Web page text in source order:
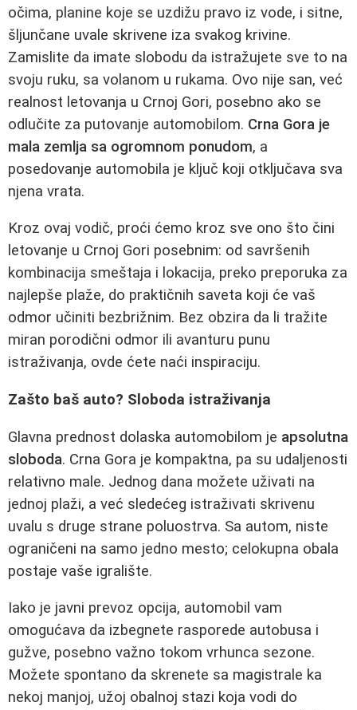
očima, planine koje se uzdižu pravo iz vode, i sitne,
šljunčane uvale skrivene iza svakog krivine.
Zamislite da imate slobodu da istražujete sve to na
svoju ruku, sa volanom u rukama. Ovo nije san, već
realnost letovanja u Crnoj Gori, posebno ako se
odlučite za putovanje automobilom. Crna Gora je
mala zemlja sa ogromnom ponudom, a
posedovanje automobila je ključ koji otključava sva
njena vrata.
Kroz ovaj vodič, proći ćemo kroz sve ono što čini
letovanje u Crnoj Gori posebnim: od savršenih
kombinacija smeštaja i lokacija, preko preporuka za
najlepše plaže, do praktičnih saveta koji će vaš
odmor učiniti bezbrižnim. Bez obzira da li tražite
miran porodični odmor ili avanturu punu
istraživanja, ovde ćete naći inspiraciju.
Zašto baš auto? Sloboda istraživanja
Glavna prednost dolaska automobilom je apsolutna
sloboda. Crna Gora je kompaktna, pa su udaljenosti
relativno male. Jednog dana možete uživati na
jednoj plaži, a već sledećeg istraživati skrivenu
uvalu s druge strane poluostrva. Sa autom, niste
ograničeni na samo jedno mesto; celokupna obala
postaje vaše igralište.
Iako je javni prevoz opcija, automobil vam
omogućava da izbegnete rasporede autobusa i
gužve, posebno važno tokom vrhunca sezone.
Možete spontano da skrenete sa magistrale ka
nekoj manjoj, užoj obalnoj stazi koja vodi do